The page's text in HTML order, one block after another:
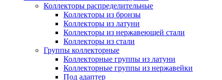
Коллекторы распределительные
Коллекторы из бронзы
Коллекторы из латуни
Коллекторы из нержавеющей стали
Коллекторы из стали
Группы коллекторные
Коллекторные группы из латуни
Коллекторные группы из нержавейки
Под адаптер